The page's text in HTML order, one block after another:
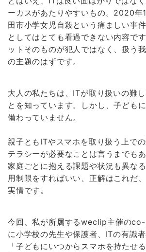
ーカスがあたりやすいもの。2020年
田市小学女児自殺という痛ましい事
としてはとても看過できない内容で
ットそのものが犯人ではなく、扱う
の主題のはずです。
大人の私たちは、ITが取り扱いの難
とを知っています。しかし、子ども
備わっていません。
親子ともITやスマホを取り扱う上で
テラシーが必要なことは言うまでも
家庭ごとに抱える課題や状況も異な
用制限をすればいい、正解はこれだ
実情です。
今回、私が所属するweclip主催の
に小学校の先生や保護者、ITの有識者
「子どもにいつからスマホを持たせ